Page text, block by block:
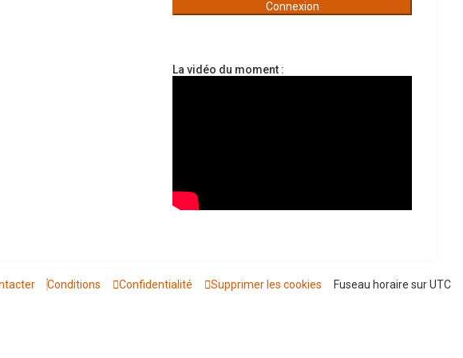
é
e
La vidéo du moment :
Fuseau horaire surUTC
Supprimer les cookies
Confidentialité
Conditions